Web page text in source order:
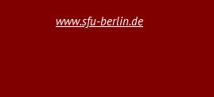
www.sfu-berlin.de